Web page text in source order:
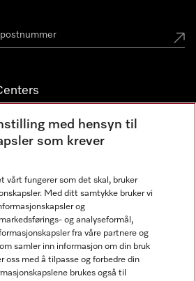
Nesbru
med hensyn til
som krever
vårt fungerer som det skal, bruker
Med ditt samtykke bruker vi
og
og analyseformål,
fra våre partnere og
samler inn informasjon om din bruk
oss med å tilpasse og forbedre din
brukes også til